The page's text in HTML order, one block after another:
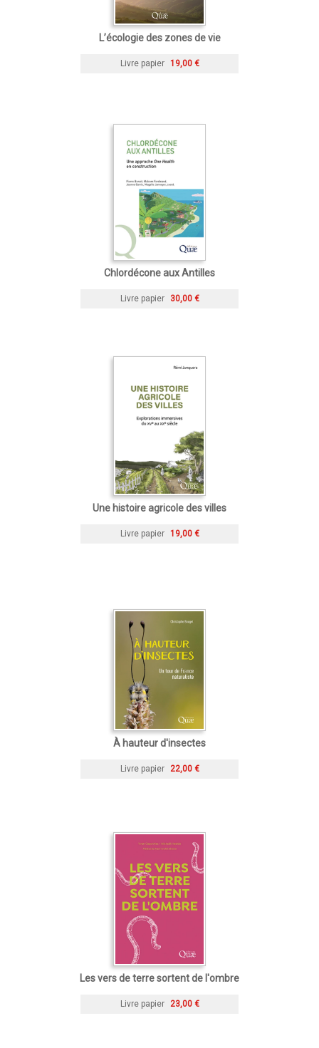
L’écologie des zones de vie
Livre papier 19,00 €
Chlordécone aux Antilles
Livre papier 30,00 €
Une histoire agricole des villes
Livre papier 19,00 €
À hauteur d'insectes
Livre papier 22,00 €
Les vers de terre sortent de l'ombre
Livre papier 23,00 €